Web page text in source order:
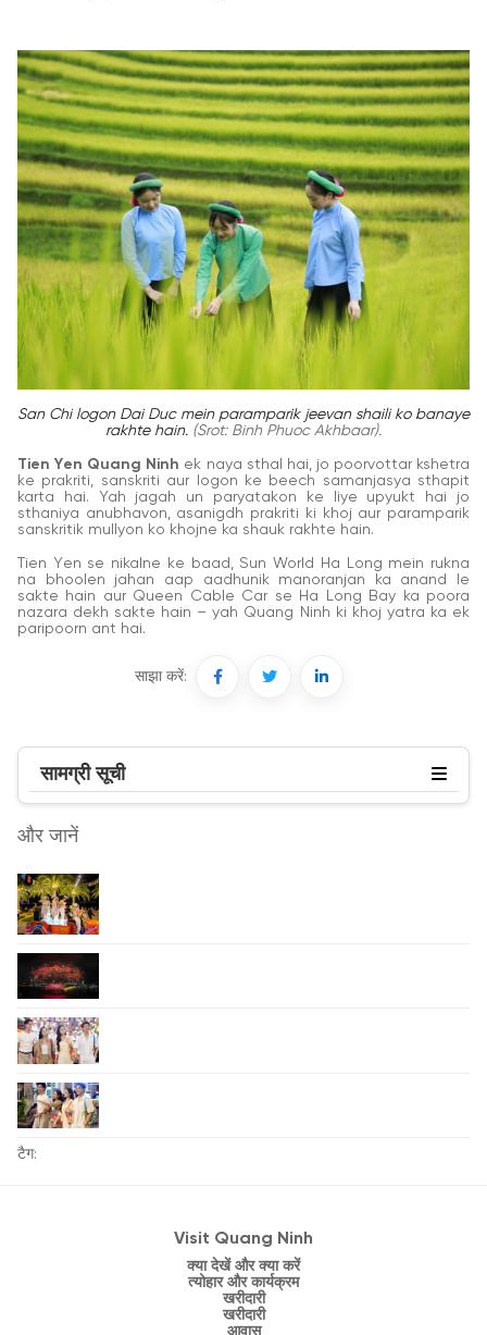
San Chi logon Dai Duc mein paramparik jeevan shaili ko banaye
rakhte hain. (Srot: Binh Phuoc Akhbaar).
Tien Yen Quang Ninh ek naya sthal hai, jo poorvottar kshetra
ke prakriti, sanskriti aur logon ke beech samanjasya sthapit
karta hai. Yah jagah un paryatakon ke liye upyukt hai jo
sthaniya anubhavon, asanigdh prakriti ki khoj aur paramparik
sanskritik mullyon ko khojne ka shauk rakhte hain.
Tien Yen se nikalne ke baad, Sun World Ha Long mein rukna
na bhoolen jahan aap aadhunik manoranjan ka anand le
sakte hain aur Queen Cable Car se Ha Long Bay ka poora
nazara dekh sakte hain – yah Quang Ninh ki khoj yatra ka ek
paripoorn ant hai.
साझा करें:
सामग्री सूची
और जानें
टैग:
Visit Quang Ninh
क्या देखें और क्या करें
त्योहार और कार्यक्रम
खरीदारी
खरीदारी